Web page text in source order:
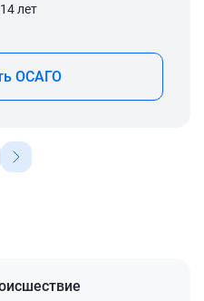
лет
ОСАГО